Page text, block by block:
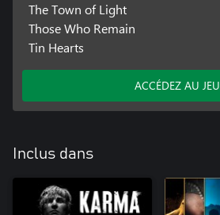
The Town of Light
Those Who Remain
Tin Hearts
ACCÉDEZ AU JEU
Inclus dans